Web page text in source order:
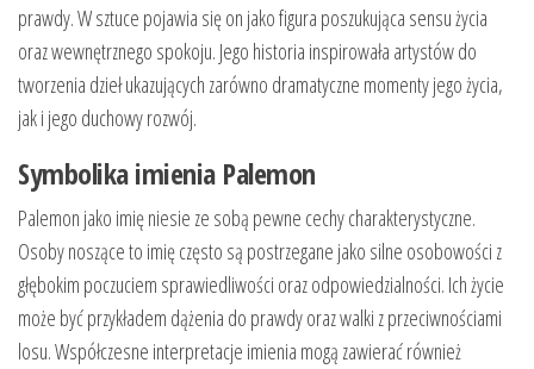
prawdy. W sztuce pojawia się on jako figura poszukująca sensu życia
oraz wewnętrznego spokoju. Jego historia inspirowała artystów do
tworzenia dzieł ukazujących zarówno dramatyczne momenty jego życia,
jak i jego duchowy rozwój.
Symbolika imienia Palemon
Palemon jako imię niesie ze sobą pewne cechy charakterystyczne.
Osoby noszące to imię często są postrzegane jako silne osobowości z
głębokim poczuciem sprawiedliwości oraz odpowiedzialności. Ich życie
może być przykładem dążenia do prawdy oraz walki z przeciwnościami
losu. Współczesne interpretacje imienia mogą zawierać również